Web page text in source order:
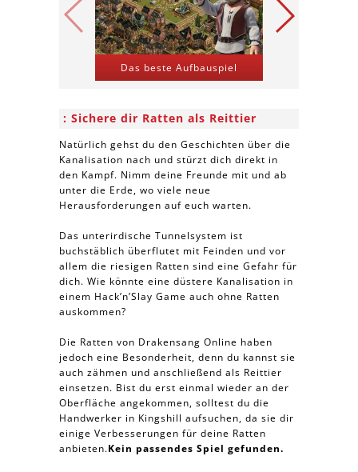
Das beste Aufbauspiel
Sichere dir Ratten als Reittier
Natürlich gehst du den Geschichten über die
Kanalisation nach und stürzt dich direkt in
den Kampf. Nimm deine Freunde mit und ab
unter die Erde, wo viele neue
Herausforderungen auf euch warten.
Das unterirdische Tunnelsystem ist
buchstäblich überflutet mit Feinden und vor
allem die riesigen Ratten sind eine Gefahr für
dich. Wie könnte eine düstere Kanalisation in
einem Hack’n’Slay Game auch ohne Ratten
auskommen?
Die Ratten von Drakensang Online haben
jedoch eine Besonderheit, denn du kannst sie
auch zähmen und anschließend als Reittier
einsetzen. Bist du erst einmal wieder an der
Oberfläche angekommen, solltest du die
Handwerker in Kingshill aufsuchen, da sie dir
einige Verbesserungen für deine Ratten
anbieten.Kein passendes Spiel gefunden.